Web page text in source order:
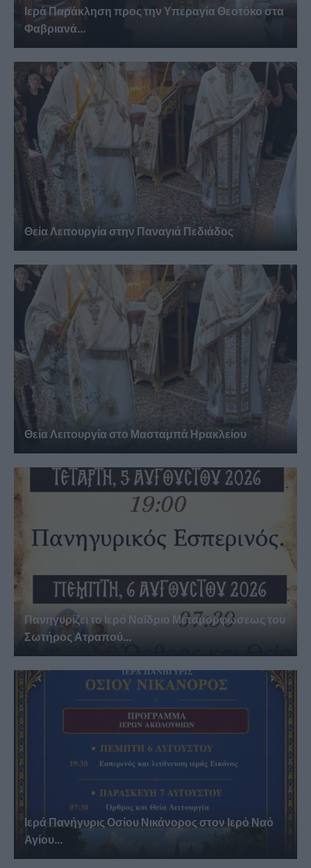
Ιερά Παράκληση προς την Υπεραγία Θεοτόκο στα
Φαβριανά...
Θεία Λειτουργία στην Παναγιά Πεδιάδος
Θεία Λειτουργία στο Μασταμπά Ηρακλείου
Πανηγυρίζει το Ιερό Ναΐδριο Μεταμορφώσεως του
Σωτήρος Ατραπού...
Ιερά Πανήγυρις Οσίου Νικάνορος στον Ιερό Ναό
Αγίου...